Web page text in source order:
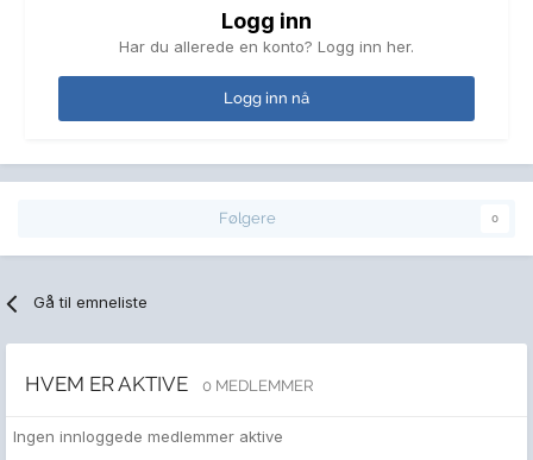
Logg inn
Har du allerede en konto? Logg inn her.
Logg inn nå
Følgere 0
Gå til emneliste
HVEM ER AKTIVE 0 MEDLEMMER
Ingen innloggede medlemmer aktive